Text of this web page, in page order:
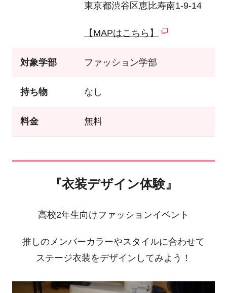
東京都渋谷区恵比寿南1-9-14
【MAPはこちら】
対象学部 ファッション学部
持ち物 なし
料金 無料
『衣装デザイン体験』
高校2年生向けファッションイベント
推しのメンバーカラーやスタイルに合わせて
ステージ衣装をデザインしてみよう！